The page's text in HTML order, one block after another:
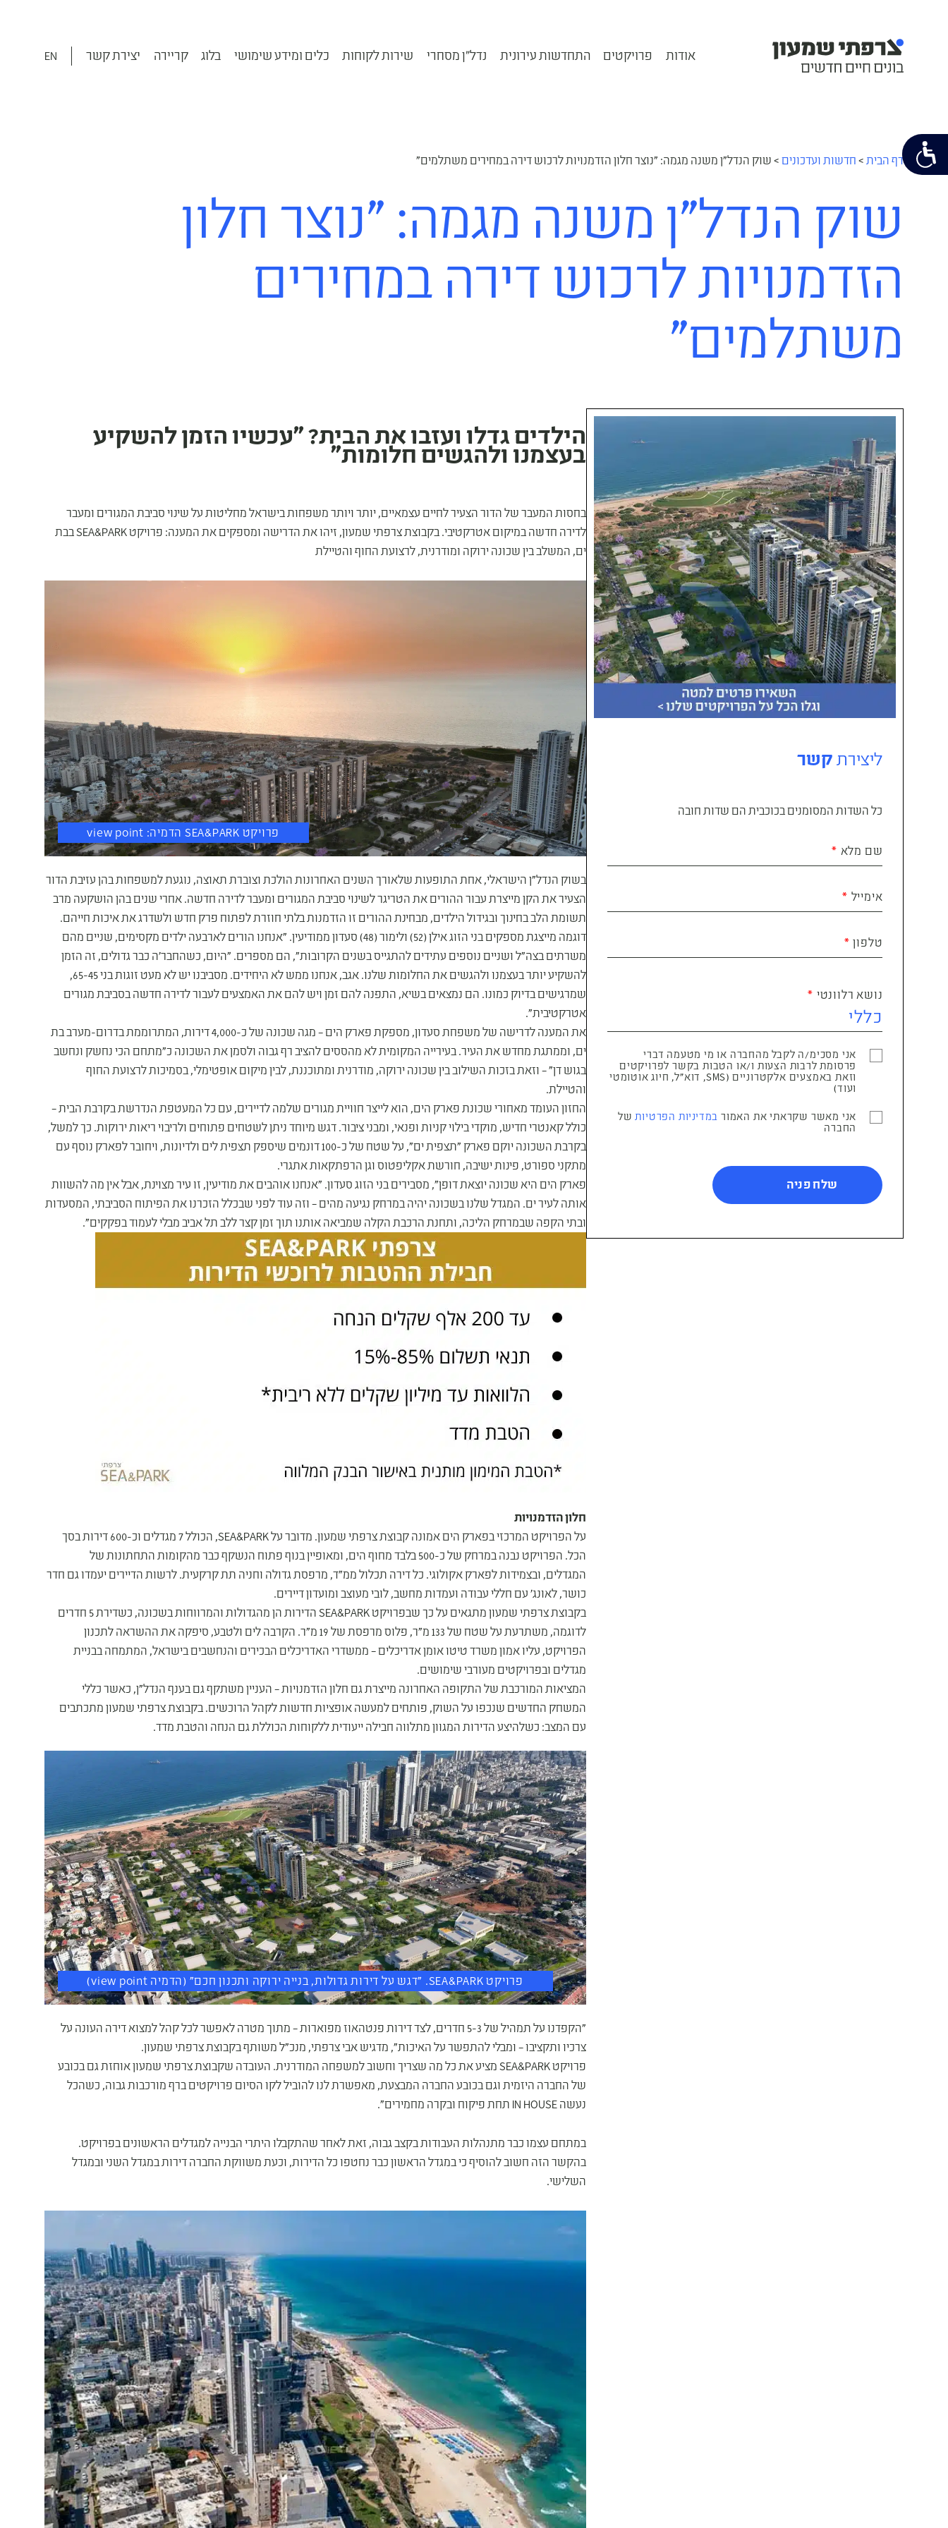
אודות פרויקטים התחדשות עירונית נדל״ן מסחרי שירות לקוחות כלים ומידע שימושי בלוג קריירה יצירת קשר EN
דף הבית > חדשות ועדכונים > שוק הנדל"ן משנה מגמה: "נוצר חלון הזדמנויות לרכוש דירה במחירים משתלמים"
שוק הנדל"ן משנה מגמה: "נוצר חלון
הזדמנויות לרכוש דירה במחירים
משתלמים"
הילדים גדלו ועזבו את הבית? "עכשיו הזמן להשקיע
בעצמנו ולהגשים חלומות"
בחסות המעבר של הדור הצעיר לחיים עצמאיים, יותר ויותר משפחות בישראל מחליטות על שינוי סביבת המגורים ומעבר
לדירה חדשה במיקום אטרקטיבי. בקבוצת צרפתי שמעון, זיהו את הדרישה ומספקים את המענה: פרויקט SEA&PARK בבת
ים, המשלב בין שכונה ירוקה ומודרנית, לרצועת החוף והטיילת
פרויקט SEA&PARK הדמיה: view point
בשוק הנדל"ן הישראלי, אחת התופעות שלאורך השנים האחרונות הולכת וצוברת תאוצה, נוגעת למשפחות בהן עזיבת הדור
הצעיר את הקן מייצרת עבור ההורים את הטריגר לשינוי סביבת המגורים ומעבר לדירה חדשה. אחרי שנים בהן הושקעה מרב
תשומת הלב בחינוך ובגידול הילדים, מבחינת ההורים זו הזדמנות בלתי חוזרת לפתוח פרק חדש ולשדרג את איכות חייהם.
דוגמה מייצגת מספקים בני הזוג אילן (52) ולימור (48) סעדון ממודיעין. "אנחנו הורים לארבעה ילדים מקסימים, שניים מהם
משרתים בצה"ל ושניים נוספים עתידים להתגייס בשנים הקרובות", הם מספרים. "היום, כשהחבר'ה כבר גדולים, זה הזמן
להשקיע יותר בעצמנו ולהגשים את החלומות שלנו. אגב, אנחנו ממש לא היחידים. מסביבנו יש לא מעט זוגות בני 65-45,
שמרגישים בדיוק כמונו. הם נמצאים בשיא, התפנה להם זמן ויש להם את האמצעים לעבור לדירה חדשה בסביבת מגורים
אטרקטיבית".
את המענה לדרישה של משפחת סעדון, מספקת פארק הים – מגה שכונה של כ-4,000 דירות, המתרוממת בדרום-מערב בת
ים, וממתגת מחדש את העיר. בעירייה המקומית לא מהססים להציב רף גבוה ולסמן את השכונה כ"מתחם הכי נחשק ונחשב
בגוש דן" – וזאת בזכות השילוב בין שכונה ירוקה, מודרנית ומתוכננת, לבין מיקום אופטימלי, בסמיכות לרצועת החוף
והטיילת.
החזון העומד מאחורי שכונת פארק הים, הוא לייצר חוויית מגורים שלמה לדיירים, עם כל המעטפת הנדרשת בקרבת הבית –
כולל קאנטרי חדיש, מוקדי בילוי קניות ופנאי, ומבני ציבור. דגש מיוחד ניתן לשטחים פתוחים ולריבוי ריאות ירוקות. כך למשל,
בקרבת השכונה יוקם פארק "תצפית ים", על שטח של כ-100 דונמים שיספק תצפית לים ולדיונות, ויחובר לפארק נוסף עם
מתקני ספורט, פינות ישיבה, חורשת אקליפטוס וגן הרפתקאות אתגרי.
פארק הים היא שכונה יוצאת דופן", מסבירים בני הזוג סעדון. "אנחנו אוהבים את מודיעין, זו עיר מצוינת, אבל אין מה להשוות
אותה לעיר ים. המגדל שלנו בשכונה יהיה במרחק נגיעה מהים – וזה עוד לפני שבכלל הזכרנו את הפיתוח הסביבתי, המסעדות
ובתי הקפה שבמרחק הליכה, ותחנת הרכבת הקלה שמביאה אותנו תוך זמן קצר ללב תל אביב מבלי לעמוד בפקקים".
חלון הזדמנויות
על הפרויקט המרכזי בפארק הים אמונה קבוצת צרפתי שמעון. מדובר על SEA&PARK, הכולל 7 מגדלים וכ-600 דירות בסך
הכל. הפרויקט נבנה במרחק של כ-500 בלבד מחוף הים, ומאופיין בנוף פתוח הנשקף כבר מהקומות התחתונות של
המגדלים, ובצמידות לפארק אקולוגי. כל דירה תכלול ממ"ד, מרפסת גדולה וחניה תת קרקעית. לרשות הדיירים יעמדו גם חדר
כושר, לאונג' עם חללי עבודה ועמדות מחשב, לובי מעוצב ומועדון דיירים.
בקבוצת צרפתי שמעון מתגאים על כך שבפרויקט SEA&PARK הדירות הן מהגדולות והמרווחות בשכונה, כשדירת 5 חדרים
לדוגמה, משתרעת על שטח של 133 מ"ר, פלוס מרפסת של 19 מ"ר. הקרבה לים ולטבע, סיפקה את ההשראה לתכנון
הפרויקט, עליו אמון משרד טיטו אומן אדריכלים – ממשדרי האדריכלים הבכירים והנחשבים בישראל, המתמחה בבניית
מגדלים ובפרויקטים מעורבי שימושים.
המציאות המורכבת של התקופה האחרונה מייצרת גם חלון הזדמנויות – העניין משתקף גם בענף הנדל"ן, כאשר כללי
המשחק החדשים שנכפו על השוק, פותחים למעשה אופציות חדשות לקהל הרוכשים. בקבוצת צרפתי שמעון מתכתבים
עם המצב: כשלהיצע הדירות המגוון מתלווה חבילה ייעודית ללקוחות הכוללת גם הנחה והטבת מדד.
פרויקט SEA&PARK. "דגש על דירות גדולות, בנייה ירוקה ותכנון חכם" (הדמיה view point)
"הקפדנו על תמהיל של 5-3 חדרים, לצד דירות פנטהאוז מפוארות – מתוך מטרה לאפשר לכל קהל למצוא דירה העונה על
צרכיו ותקציבו – ומבלי להתפשר על האיכות", מדגיש אבי צרפתי, מנכ"ל משותף בקבוצת צרפתי שמעון.
פרויקט SEA&PARK מציע את כל מה שצריך וחשוב למשפחה המודרנית. העובדה שקבוצת צרפתי שמעון אוחזת גם בכובע
של החברה היזמית וגם בכובע החברה המבצעת, מאפשרת לנו להוביל לקו הסיום פרויקטים ברף מורכבות גבוה, כשהכל
נעשה IN HOUSE תחת פיקוח ובקרה מחמירים".
במתחם עצמו כבר מתנהלות העבודות בקצב גבוה, זאת לאחר שהתקבלו היתרי הבנייה למגדלים הראשונים בפרויקט.
בהקשר הזה חשוב להוסיף כי במגדל הראשון כבר נחטפו כל הדירות, וכעת משווקת החברה דירות במגדל השני ובמגדל
השלישי.
ליצירת קשר
כל השדות המסומנים בכוכבית הם שדות חובה
שם מלא
אימייל
טלפון
נושא רלוונטי
אני מסכימ/ה לקבל מהחברה או מי מטעמה דברי
פרסומת לרבות הצעות ו/או הטבות בקשר לפרויקטים
וזאת באמצעים אלקטרוניים (SMS, דוא"ל, חיוג אוטומטי
ועוד)
אני מאשר שקראתי את האמור במדיניות הפרטיות של
החברה